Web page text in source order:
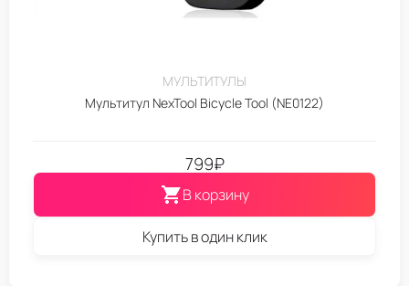
МУЛЬТИТУЛЫ
Мультитул NexTool Bicycle Tool (NE0122)
799₽
В корзину
Купить в один клик